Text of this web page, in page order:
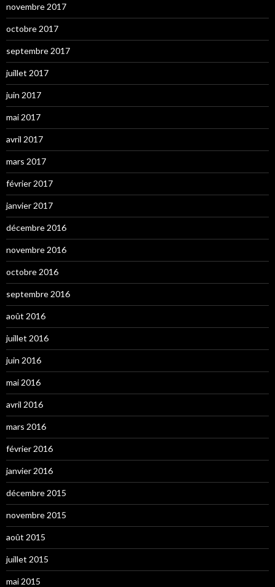
novembre 2017
octobre 2017
septembre 2017
juillet 2017
juin 2017
mai 2017
avril 2017
mars 2017
février 2017
janvier 2017
décembre 2016
novembre 2016
octobre 2016
septembre 2016
août 2016
juillet 2016
juin 2016
mai 2016
avril 2016
mars 2016
février 2016
janvier 2016
décembre 2015
novembre 2015
août 2015
juillet 2015
mai 2015